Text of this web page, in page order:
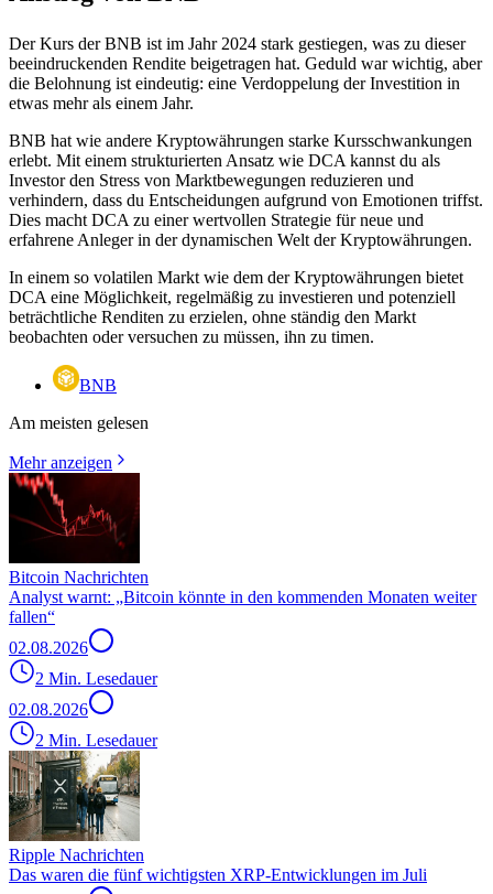
Der Kurs der BNB ist im Jahr 2024 stark gestiegen, was zu dieser
beeindruckenden Rendite beigetragen hat. Geduld war wichtig, aber
die Belohnung ist eindeutig: eine Verdoppelung der Investition in
etwas mehr als einem Jahr.
BNB hat wie andere Kryptowährungen starke Kursschwankungen
erlebt. Mit einem strukturierten Ansatz wie DCA kannst du als
Investor den Stress von Marktbewegungen reduzieren und
verhindern, dass du Entscheidungen aufgrund von Emotionen triffst.
Dies macht DCA zu einer wertvollen Strategie für neue und
erfahrene Anleger in der dynamischen Welt der Kryptowährungen.
In einem so volatilen Markt wie dem der Kryptowährungen bietet
DCA eine Möglichkeit, regelmäßig zu investieren und potenziell
beträchtliche Renditen zu erzielen, ohne ständig den Markt
beobachten oder versuchen zu müssen, ihn zu timen.
BNB
Am meisten gelesen
Mehr anzeigen
Bitcoin Nachrichten
Analyst warnt: „Bitcoin könnte in den kommenden Monaten weiter
fallen“
02.08.2026
2 Min. Lesedauer
02.08.2026
2 Min. Lesedauer
Ripple Nachrichten
Das waren die fünf wichtigsten XRP-Entwicklungen im Juli